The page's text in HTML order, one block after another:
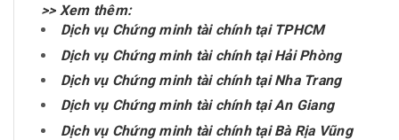
>> Xem thêm:
Dịch vụ Chứng minh tài chính tại TPHCM
Dịch vụ Chứng minh tài chính tại Hải Phòng
Dịch vụ Chứng minh tài chính tại Nha Trang
Dịch vụ Chứng minh tài chính tại An Giang
Dịch vụ Chứng minh tài chính tại Bà Rịa Vũng